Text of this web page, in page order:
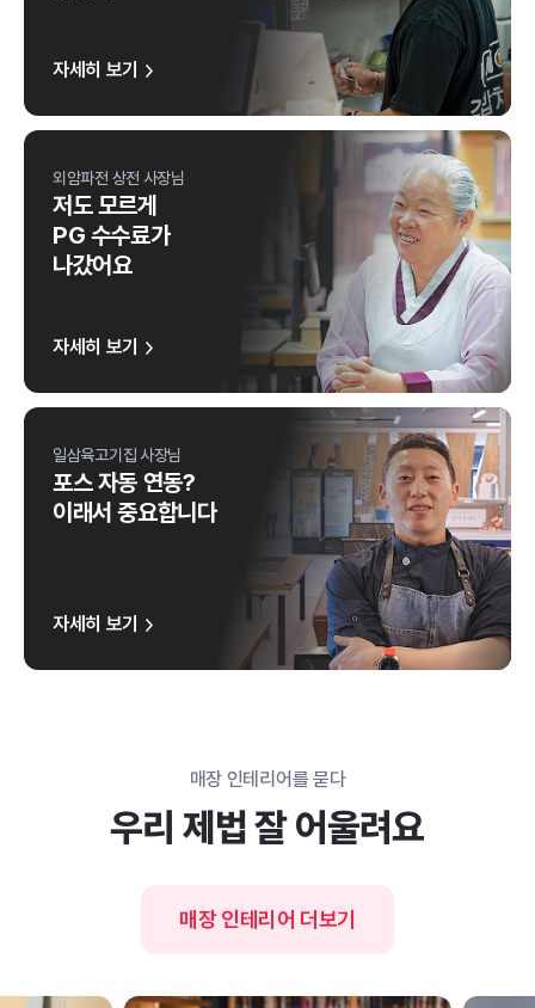
자세히 보기
외암파전 상전 사장님
저도 모르게
PG 수수료가
나갔어요
자세히 보기
일삼육고기집 사장님
포스 자동 연동?
이래서 중요합니다
자세히 보기
매장 인테리어를 묻다
우리 제법 잘 어울려요
매장 인테리어 더보기